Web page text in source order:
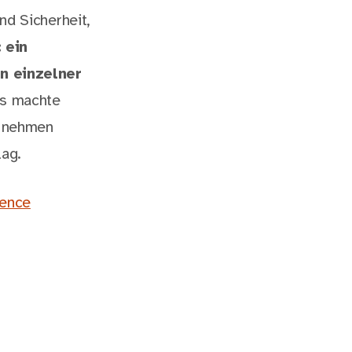
Sicherheit,
ein
einzelner
machte